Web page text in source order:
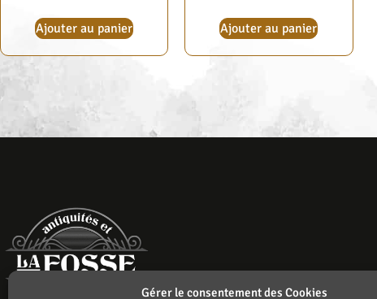
Gérer le consentement des Cookies
Ajouter au panier Ajouter au panier